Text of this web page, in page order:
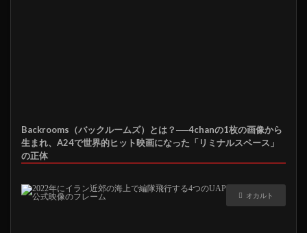
Backrooms（バックルームズ）とは？──4chanの1枚の画像から
生まれ、A24で世界的ヒット映画になった「リミナルスペース」
の正体
オカルト